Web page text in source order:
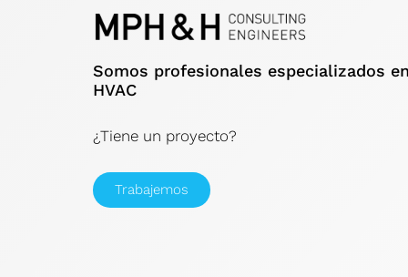
Somos profesionales especializados
HVAC
¿Tiene un proyecto?
Trabajemos